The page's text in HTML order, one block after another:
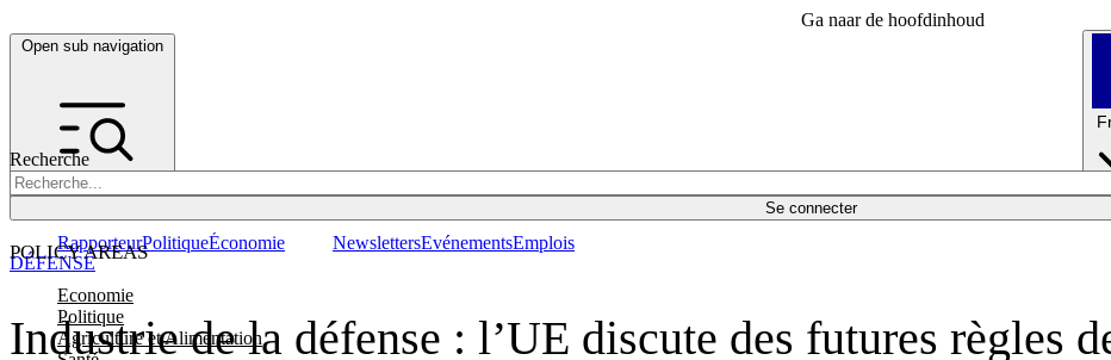
Ga naar de hoofdinhoud
Open sub navigation
Recherche
Se connecter
POLICY AREAS
Economie
Politique
Agriculture et Alimentation
RapporteurPolitiqueÉconomie NewslettersEvénementsEmplois
Industrie de la défense : l’UE discute des futures règles
DÉFENSE